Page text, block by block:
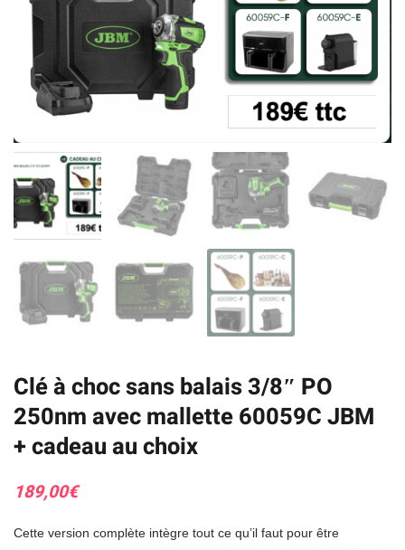
Clé à choc sans balais 3/8″ PO
250nm avec mallette 60059C JBM
+ cadeau au choix
189,00€
Cette version complète intègre tout ce qu’il faut pour être